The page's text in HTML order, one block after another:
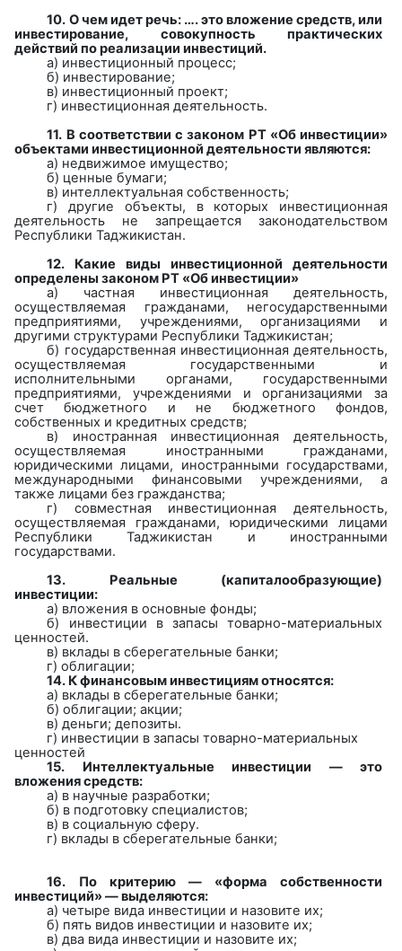
10. О чем идет речь: …. это вложение средств, или
инвестирование, совокупность практических
действий по реализации инвестиций.
а) инвестиционный процесс;
б) инвестирование;
в) инвестиционный проект;
г) инвестиционная деятельность.
11. В соответствии с законом РТ «Об инвестиции»
объектами инвестиционной деятельности являются:
а) недвижимое имущество;
б) ценные бумаги;
в) интеллектуальная собственность;
г)другие объекты, в которых инвестиционная
деятельность не запрещается законодательством
Республики Таджикистан.
12. Какие виды инвестиционной деятельности
определены законом РТ «Об инвестиции»
а) частная инвестиционная деятельность,
осуществляемая гражданами, негосударственными
предприятиями, учреждениями, организациями и
другими структурами Республики Таджикистан;
б) государственная инвестиционная деятельность,
осуществляемая государственными и
исполнительными органами, государственными
предприятиями, учреждениями и организациями за
счет бюджетного и не бюджетного фондов,
собственных и кредитных средств;
в) иностранная инвестиционная деятельность,
осуществляемая иностранными гражданами,
юридическими лицами, иностранными государствами,
международными финансовыми учреждениями, а
также лицами без гражданства;
г) совместная инвестиционная деятельность,
осуществляемая гражданами, юридическими лицами
Республики Таджикистан и иностранными
государствами.
13. Реальные (капиталообразующие)
инвестиции:
а) вложения в основные фонды;
б) инвестиции в запасы товарно-материальных
ценностей.
в) вклады в сберегательные банки;
г) облигации;
14. К финансовым инвестициям относятся:
а) вклады в сберегательные банки;
б) облигации; акции;
в) деньги; депозиты.
г) инвестиции в запасы товарно-материальных
ценностей
15. Интеллектуальные инвестиции — это
вложения средств:
а) в научные разработки;
б) в подготовку специалистов;
в) в социальную сферу.
г) вклады в сберегательные банки;
16. По критерию — «форма собственности
инвестиций» — выделяются:
а) четыре вида инвестиции и назовите их;
б) пять видов инвестиции и назовите их;
в) два вида инвестиции и назовите их;